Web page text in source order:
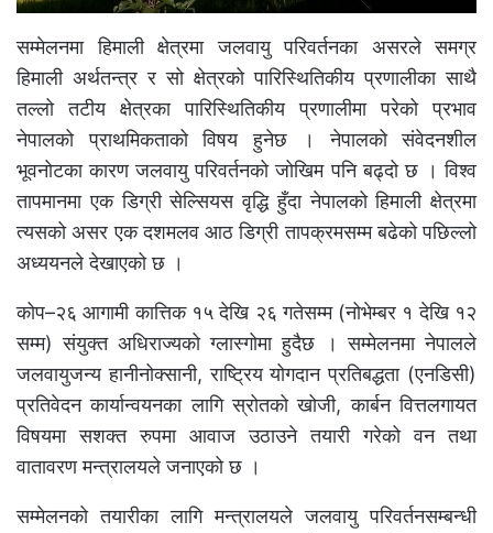
सम्मेलनमा हिमाली क्षेत्रमा जलवायु परिवर्तनका असरले समग्र
हिमाली अर्थतन्त्र र सो क्षेत्रको पारिस्थितिकीय प्रणालीका साथै
तल्लो तटीय क्षेत्रका पारिस्थितिकीय प्रणालीमा परेको प्रभाव
नेपालको प्राथमिकताको विषय हुनेछ । नेपालको संवेदनशील
भूवनोटका कारण जलवायु परिवर्तनको जोखिम पनि बढ्दो छ । विश्व
तापमानमा एक डिग्री सेल्सियस वृद्धि हुँदा नेपालको हिमाली क्षेत्रमा
त्यसको असर एक दशमलव आठ डिग्री तापक्रमसम्म बढेको पछिल्लो
अध्ययनले देखाएको छ ।
कोप–२६ आगामी कात्तिक १५ देखि २६ गतेसम्म (नोभेम्बर १ देखि १२
सम्म) संयुक्त अधिराज्यको ग्लास्गोमा हुदैछ । सम्मेलनमा नेपालले
जलवायुजन्य हानीनोक्सानी, राष्ट्रिय योगदान प्रतिबद्धता (एनडिसी)
प्रतिवेदन कार्यान्वयनका लागि स्रोतको खोजी, कार्बन वित्तलगायत
विषयमा सशक्त रुपमा आवाज उठाउने तयारी गरेको वन तथा
वातावरण मन्त्रालयले जनाएको छ ।
सम्मेलनको तयारीका लागि मन्त्रालयले जलवायु परिवर्तनसम्बन्धी